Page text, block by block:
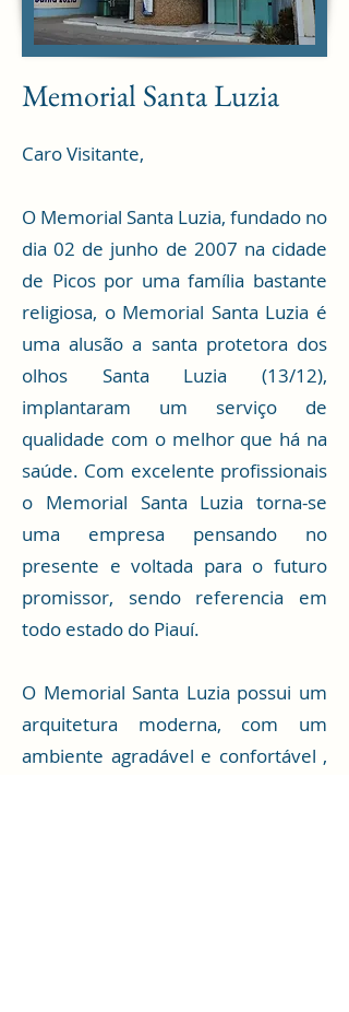
Memorial Santa Luzia
Caro Visitante,
O Memorial Santa Luzia, fundado no
dia 02 de junho de 2007 na cidade
de Picos por uma família bastante
religiosa, o Memorial Santa Luzia é
uma alusão a santa protetora dos
olhos Santa Luzia (13/12),
implantaram um serviço de
qualidade com o melhor que há na
saúde. Com excelente profissionais
o Memorial Santa Luzia torna-se
uma empresa pensando no
presente e voltada para o futuro
promissor, sendo referencia em
todo estado do Piauí.
O Memorial Santa Luzia possui um
arquitetura moderna, com um
ambiente agradável e confortável ,